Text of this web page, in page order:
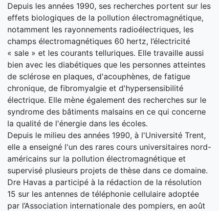
Depuis les années 1990, ses recherches portent sur les
effets biologiques de la pollution électromagnétique,
notamment les rayonnements radioélectriques, les
champs électromagnétiques 60 hertz, l’électricité
« sale » et les courants telluriques. Elle travaille aussi
bien avec les diabétiques que les personnes atteintes
de sclérose en plaques, d'acouphènes, de fatigue
chronique, de fibromyalgie et d'hypersensibilité
électrique. Elle mène également des recherches sur le
syndrome des bâtiments malsains en ce qui concerne
la qualité de l'énergie dans les écoles.
Depuis le milieu des années 1990, à l'Université Trent,
elle a enseigné l'un des rares cours universitaires nord-
américains sur la pollution électromagnétique et
supervisé plusieurs projets de thèse dans ce domaine.
Dre Havas a participé à la rédaction de la résolution
15 sur les antennes de téléphonie cellulaire adoptée
par l’Association internationale des pompiers, en août